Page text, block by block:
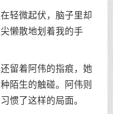
轻微起伏，脑子里却
懒散地划着我的手
留着阿伟的指痕，她
陌生的触碰。阿伟则
惯了这样的局面。